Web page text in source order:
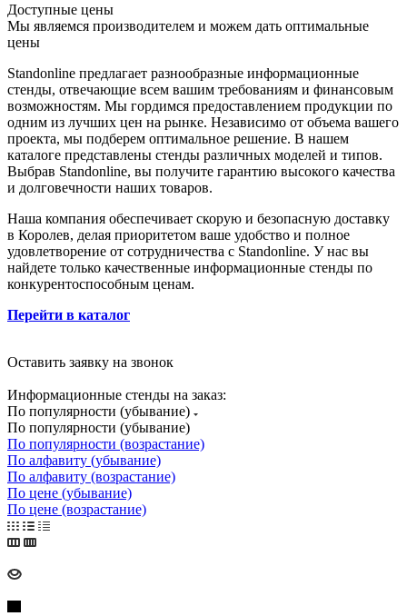
Доступные цены
Мы являемся производителем и можем дать оптимальные
цены
Standonline предлагает разнообразные информационные
стенды, отвечающие всем вашим требованиям и финансовым
возможностям. Мы гордимся предоставлением продукции по
одним из лучших цен на рынке. Независимо от объема вашего
проекта, мы подберем оптимальное решение. В нашем
каталоге представлены стенды различных моделей и типов.
Выбрав Standonline, вы получите гарантию высокого качества
и долговечности наших товаров.
Наша компания обеспечивает скорую и безопасную доставку
в Королев, делая приоритетом ваше удобство и полное
удовлетворение от сотрудничества с Standonline. У нас вы
найдете только качественные информационные стенды по
конкурентоспособным ценам.
Перейти в каталог
Оставить заявку на звонок
Информационные стенды на заказ:
По популярности (убывание)
По популярности (убывание)
По популярности (возрастание)
По алфавиту (убывание)
По алфавиту (возрастание)
По цене (убывание)
По цене (возрастание)